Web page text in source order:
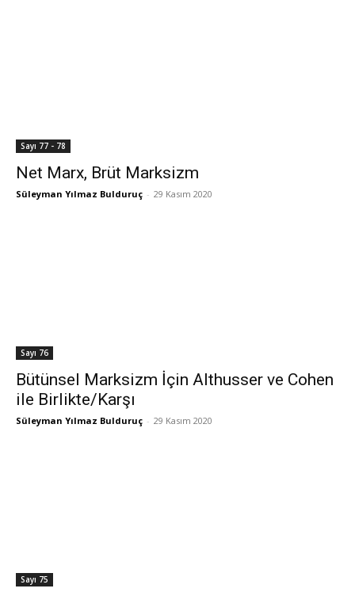
Sayı 77 - 78
Net Marx, Brüt Marksizm
Süleyman Yılmaz Bulduruç - 29 Kasım 2020
Sayı 76
Bütünsel Marksizm İçin Althusser ve Cohen
ile Birlikte/Karşı
Süleyman Yılmaz Bulduruç - 29 Kasım 2020
Sayı 75